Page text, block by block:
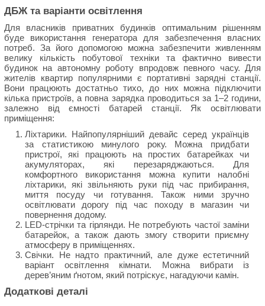
ДБЖ та варіанти освітлення
Для власників приватних будинків оптимальним рішенням
буде використання генератора для забезпечення власних
потреб. За його допомогою можна забезпечити живленням
велику кількість побутової техніки та фактично вивести
будинок на автономну роботу впродовж певного часу. Для
жителів квартир популярними є портативні зарядні станції.
Вони працюють достатньо тихо, до них можна підключити
кілька пристроїв, а повна зарядка проводиться за 1–2 години,
залежно від ємності батарей станції. Як освітлювати
приміщення:
Ліхтарики. Найпопулярніший девайс серед українців
за статистикою минулого року. Можна придбати
пристрої, які працюють на простих батарейках чи
акумуляторах, які перезаряджаються. Для
комфортного використання можна купити налобні
ліхтарики, які звільняють руки під час прибирання,
миття посуду чи готування. Також ними зручно
освітлювати дорогу під час походу в магазин чи
повернення додому.
LED-стрічки та гірлянди. Не потребують частої заміни
батарейок, а також дають змогу створити приємну
атмосферу в приміщеннях.
Свічки. Не надто практичний, але дуже естетичний
варіант освітлення кімнати. Можна вибрати із
дерев’яним ґнотом, який потріскує, нагадуючи камін.
Додаткові деталі